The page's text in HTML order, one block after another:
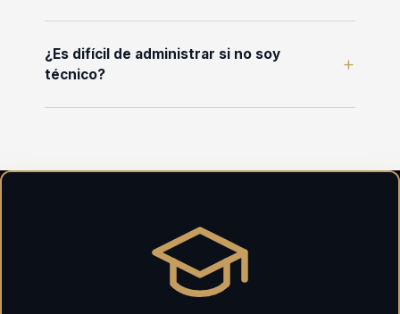
¿Es difícil de administrar si no soy
técnico?
+